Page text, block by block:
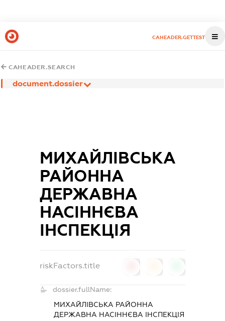
CAHEADER.GETTEST
CAHEADER.SEARCH
document.dossier
МИХАЙЛІВСЬКА
РАЙОННА
ДЕРЖАВНА
НАСІННЄВА
ІНСПЕКЦІЯ
riskFactors.title
dossier.fullName:
МИХАЙЛІВСЬКА РАЙОННА
ДЕРЖАВНА НАСІННЄВА ІНСПЕКЦІЯ